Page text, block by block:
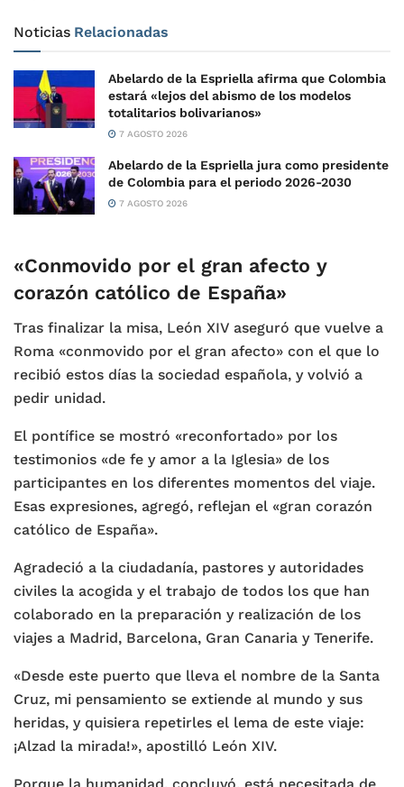
Noticias Relacionadas
Abelardo de la Espriella afirma que Colombia
estará «lejos del abismo de los modelos
totalitarios bolivarianos»
7 AGOSTO 2026
Abelardo de la Espriella jura como presidente
de Colombia para el periodo 2026-2030
7 AGOSTO 2026
«Conmovido por el gran afecto y
corazón católico de España»
Tras finalizar la misa, León XIV aseguró que vuelve a
Roma «conmovido por el gran afecto» con el que lo
recibió estos días la sociedad española, y volvió a
pedir unidad.
El pontífice se mostró «reconfortado» por los
testimonios «de fe y amor a la Iglesia» de los
participantes en los diferentes momentos del viaje.
Esas expresiones, agregó, reflejan el «gran corazón
católico de España».
Agradeció a la ciudadanía, pastores y autoridades
civiles la acogida y el trabajo de todos los que han
colaborado en la preparación y realización de los
viajes a Madrid, Barcelona, Gran Canaria y Tenerife.
«Desde este puerto que lleva el nombre de la Santa
Cruz, mi pensamiento se extiende al mundo y sus
heridas, y quisiera repetirles el lema de este viaje:
¡Alzad la mirada!», apostilló León XIV.
Porque la humanidad, concluyó, está necesitada de